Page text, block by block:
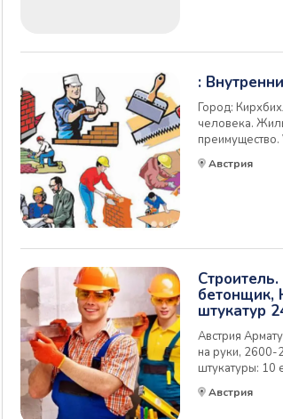
:
Город:
человека.
Австрия
бетонщик,
штукатур
Австрия
на руки, 2600-
штукатуры: 10
Австрия